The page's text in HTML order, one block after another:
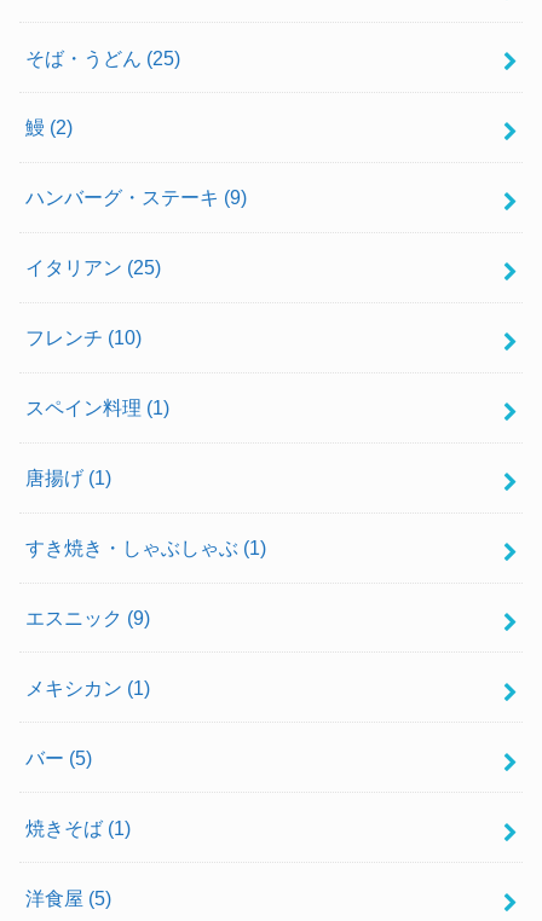
そば・うどん (25)
鰻 (2)
ハンバーグ・ステーキ (9)
イタリアン (25)
フレンチ (10)
スペイン料理 (1)
唐揚げ (1)
すき焼き・しゃぶしゃぶ (1)
エスニック (9)
メキシカン (1)
バー (5)
焼きそば (1)
洋食屋 (5)